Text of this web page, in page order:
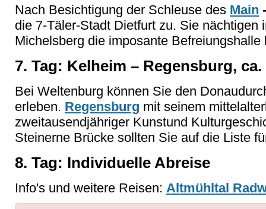
Nach Besichtigung der Schleuse des Main
die 7-Täler-Stadt Dietfurt zu. Sie nächtigen
Michelsberg die imposante Befreiungshalle
7. Tag: Kelheim – Regensburg, ca.
Bei Weltenburg können Sie den
erleben. Regensburg mit seinem
zweitausendjähriger Kunstund
Steinerne Brücke sollten Sie auf die Liste
8. Tag: Individuelle Abreise
Info's und weitere Reisen: Altmühltal